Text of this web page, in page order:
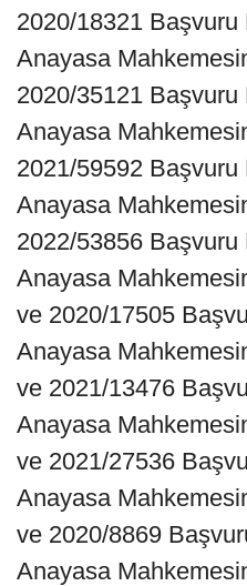
2020/18321 Başvuru
Anayasa
2020/35121 Başvuru
Anayasa
2021/59592 Başvuru
Anayasa
2022/53856 Başvuru
Anayasa
ve 2020/17505
Anayasa
ve 2021/13476
Anayasa
ve 2021/27536
Anayasa
ve 2020/8869
Anayasa